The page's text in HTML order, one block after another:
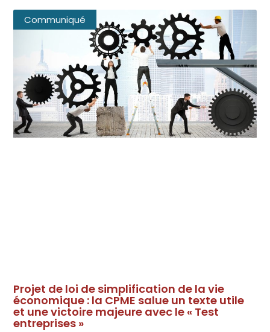
Communiqué
Projet de loi de simplification de la vie
économique : la CPME salue un texte utile
et une victoire majeure avec le « Test
entreprises »